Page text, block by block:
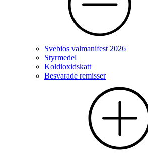
Svebios valmanifest 2026
Styrmedel
Koldioxidskatt
Besvarade remisser